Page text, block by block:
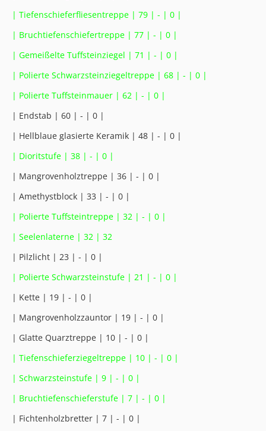
| Tiefenschieferfliesentreppe | 79 | - | 0 |
| Bruchtiefenschiefertreppe | 77 | - | 0 |
| Gemeißelte Tuffsteinziegel | 71 | - | 0 |
| Polierte Schwarzsteinziegeltreppe | 68 | - | 0 |
| Polierte Tuffsteinmauer | 62 | - | 0 |
| Endstab | 60 | - | 0 |
| Hellblaue glasierte Keramik | 48 | - | 0 |
| Dioritstufe | 38 | - | 0 |
| Mangrovenholztreppe | 36 | - | 0 |
| Amethystblock | 33 | - | 0 |
| Polierte Tuffsteintreppe | 32 | - | 0 |
| Seelenlaterne | 32 | 32
| Pilzlicht | 23 | - | 0 |
| Polierte Schwarzsteinstufe | 21 | - | 0 |
| Kette | 19 | - | 0 |
| Mangrovenholzzauntor | 19 | - | 0 |
| Glatte Quarztreppe | 10 | - | 0 |
| Tiefenschieferziegeltreppe | 10 | - | 0 |
| Schwarzsteinstufe | 9 | - | 0 |
| Bruchtiefenschieferstufe | 7 | - | 0 |
| Fichtenholzbretter | 7 | - | 0 |